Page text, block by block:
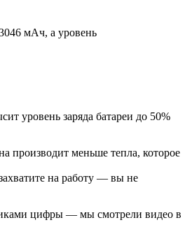
мАч, а уровень
уровень заряда батареи до 50%
производит меньше тепла, которое
на работу — вы не
цифры — мы смотрели видео в